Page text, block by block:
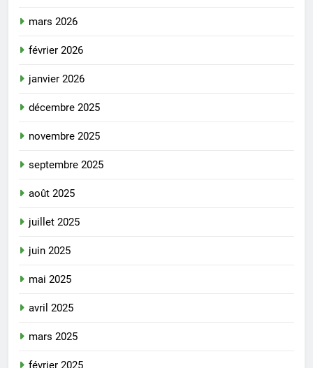
mars 2026
février 2026
janvier 2026
décembre 2025
novembre 2025
septembre 2025
août 2025
juillet 2025
juin 2025
mai 2025
avril 2025
mars 2025
février 2025